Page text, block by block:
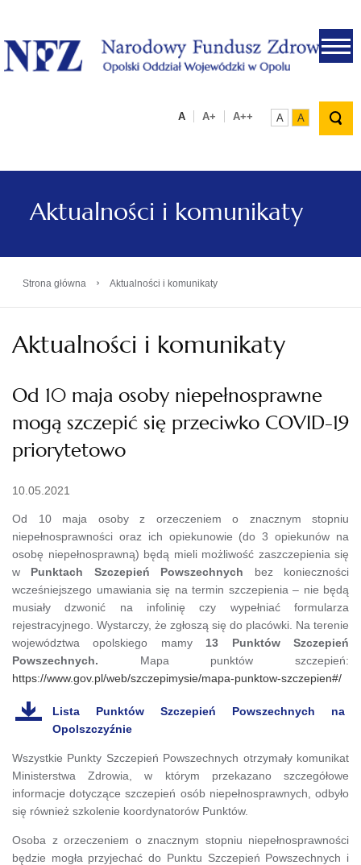
.
A A+ A++ A A
Aktualności i komunikaty
Strona główna › Aktualności i komunikaty
Aktualności i komunikaty
Od 10 maja osoby niepełnosprawne
mogą szczepić się przeciwko COVID-19
priorytetowo
10.05.2021
Od 10 maja osoby z orzeczeniem o znacznym stopniu
niepełnosprawności oraz ich opiekunowie (do 3 opiekunów na
osobę niepełnosprawną) będą mieli możliwość zaszczepienia się
w Punktach Szczepień Powszechnych bez konieczności
wcześniejszego umawiania się na termin szczepienia – nie będą
musiały dzwonić na infolinię czy wypełniać formularza
rejestracyjnego. Wystarczy, że zgłoszą się do placówki. Na terenie
województwa opolskiego mamy 13 Punktów Szczepień
Powszechnych. Mapa punktów szczepień:
https://www.gov.pl/web/szczepimysie/mapa-punktow-szczepien#/
Lista Punktów Szczepień Powszechnych na
Opolszczyźnie
Wszystkie Punkty Szczepień Powszechnych otrzymały komunikat
Ministerstwa Zdrowia, w którym przekazano szczegółowe
informacje dotyczące szczepień osób niepełnosprawnych, odbyło
się również szkolenie koordynatorów Punktów.
Osoba z orzeczeniem o znacznym stopniu niepełnosprawności
będzie mogła przyjechać do Punktu Szczepień Powszechnych i